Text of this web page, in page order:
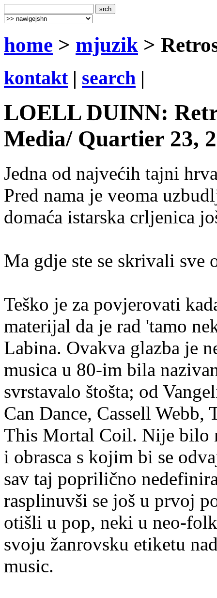
home > mjuzik >
kontakt| search |
LOELL DUINN:
Media/ Quartier 23,
Jedna od najvećih tajni
Pred nama je veoma
domaća istarska crljenica
Ma gdje ste se skrivali sve
Teško je za povjerovati
materijal da je rad 'tamo
Labina. Ovakva glazba je
musica u 80-im bila
svrstavalo štošta; od
Can Dance, Cassell
This Mortal Coil. Nije bilo
i obrasca s kojim bi se
sav taj poprilično
rasplinuvši se još u prvoj
otišli u pop, neki u neo-
svoju žanrovsku etiketu
music.